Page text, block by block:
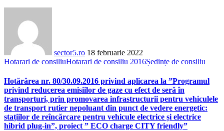
sector5.ro 18 februarie 2022
Hotarari de consiliuHotarari de consiliu 2016Ședințe de consiliu
Hotărârea nr. 80/30.09.2016 privind aplicarea la ”Programul
privind reducerea emisiilor de gaze cu efect de seră în
transporturi, prin promovarea infrastructurii pentru vehiculele
de transport rutier nepoluant din punct de vedere energetic:
stațiilor de reîncărcare pentru vehicule electrice și electrice
hibrid plug-in”, proiect ” ECO charge CITY friendly”